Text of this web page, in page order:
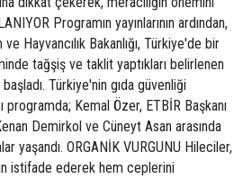
Programın yayınlarının ardından,
Hayvancılık Bakanlığı, Türkiye'de bir
tağşiş ve taklit yaptıkları belirlenen
Türkiye'nin gıda güvenliği
programda; Kemal Özer, ETBİR Başkanı
Demirkol ve Cüneyt Asan arasında
yaşandı. ORGANİK VURGUNU Hileciler,
istifade ederek hem ceplerini